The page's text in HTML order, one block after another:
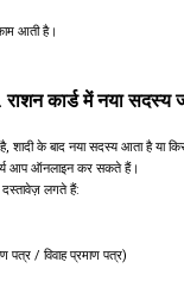
आती है।
राशन कार्ड में नया सदस्य
शादी के बाद नया सदस्य आता है या
आप ऑनलाइन कर सकते हैं।
दस्तावेज़ लगते हैं:
पत्र / विवाह प्रमाण पत्र)